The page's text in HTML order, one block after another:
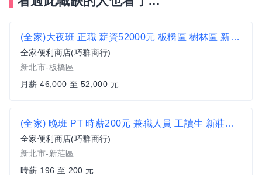
(全家)大夜班 正職 薪資52000元 板橋區 樹林區 新莊 便利商店 超商 非7-11 非統一 新埔捷運站 民生路
全家便利商店(巧群商行)
新北市-板橋區
月薪 46,000 至 52,000 元
(全家) 晚班 PT 時薪200元 兼職人員 工讀生 新莊區 便利商店 超商 非7-11 福特汽車 丹鳳郵局 明志路
全家便利商店(巧群商行)
新北市-新莊區
時薪 196 至 200 元